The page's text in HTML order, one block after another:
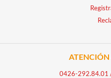
ATENCIÓN
0426-292.84.01